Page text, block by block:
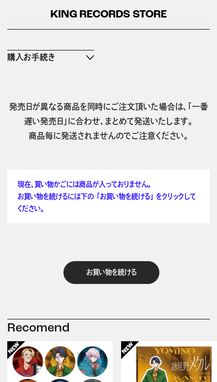
KING RECORDS STORE
購入お手続き
発売日が異なる商品を同時にご注文頂いた場合は、「一番
遅い発売日」に合わせ、まとめて発送いたします。
商品毎に発送されませんのでご注意ください。
現在、買い物かごには商品が入っておりません。
お買い物を続けるには下の 「お買い物を続ける」 をクリックして
ください。
お買い物を続ける
Recomend